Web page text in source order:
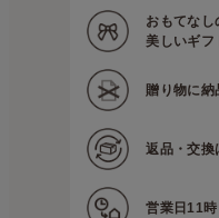
おもてなし
美しいギフ
贈り物に納
返品・交換
営業日11